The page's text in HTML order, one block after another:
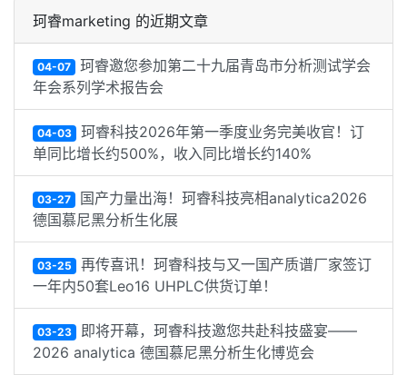
珂睿marketing 的近期文章
04-07 珂睿邀您参加第二十九届青岛市分析测试学会
年会系列学术报告会
04-03 珂睿科技2026年第一季度业务完美收官！订
单同比增长约500%，收入同比增长约140%
03-27 国产力量出海！珂睿科技亮相analytica2026
德国慕尼黑分析生化展
03-25 再传喜讯！珂睿科技与又一国产质谱厂家签订
一年内50套Leo16 UHPLC供货订单！
03-23 即将开幕，珂睿科技邀您共赴科技盛宴——
2026 analytica 德国慕尼黑分析生化博览会